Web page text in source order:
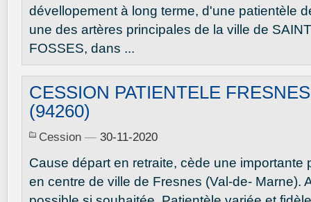
dévellopement à long terme, d'une patientèle
une des artères principales de la ville de
FOSSES, dans ...
CESSION PATIENTELE FRESNES
(94260)
Cession — 30-11-2020
Cause départ en retraite, cède une importante
en centre de ville de Fresnes (Val-de- Marne).